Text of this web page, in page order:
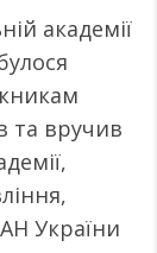
академії
та вручив
України